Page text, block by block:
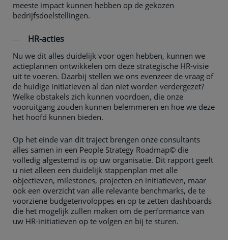
meeste impact kunnen hebben op de gekozen
bedrijfsdoelstellingen.
HR-acties
Nu we dit alles duidelijk voor ogen hebben, kunnen we
actieplannen ontwikkelen om deze strategische HR-visie
uit te voeren. Daarbij stellen we ons evenzeer de vraag of
de huidige initiatieven al dan niet worden verdergezet?
Welke obstakels zich kunnen voordoen, die onze
vooruitgang zouden kunnen belemmeren en hoe we deze
het hoofd kunnen bieden.
Op het einde van dit traject brengen onze consultants
alles samen in een People Strategy Roadmap© die
volledig afgestemd is op uw organisatie. Dit rapport geeft
u niet alleen een duidelijk stappenplan met alle
objectieven, milestones, projecten en initiatieven, maar
ook een overzicht van alle relevante benchmarks, de te
voorziene budgetenvoloppes en op te zetten dashboards
die het mogelijk zullen maken om de performance van
uw HR-initiatieven op te volgen en bij te sturen.